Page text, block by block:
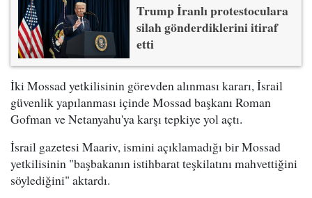
Trump İranlı protestoculara
silah gönderdiklerini itiraf
etti
İki Mossad yetkilisinin görevden alınması kararı, İsrail
güvenlik yapılanması içinde Mossad başkanı Roman
Gofman ve Netanyahu'ya karşı tepkiye yol açtı.
İsrail gazetesi Maariv, ismini açıklamadığı bir Mossad
yetkilisinin "başbakanın istihbarat teşkilatını mahvettiğini
söylediğini" aktardı.